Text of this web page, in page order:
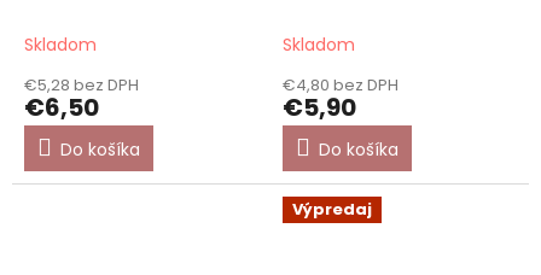
Skladom
€5,28 bez DPH
€6,50
Do košíka
Skladom
€4,80 bez DPH
€5,90
Do košíka
Výpredaj